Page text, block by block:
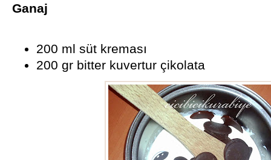
Ganaj
200 ml süt kreması
200 gr bitter kuvertur çikolata